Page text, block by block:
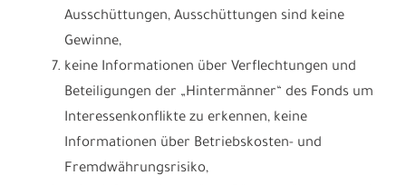
Ausschüttungen, Ausschüttungen sind keine
Gewinne,
keine Informationen über Verflechtungen und
Beteiligungen der „Hintermänner“ des Fonds um
Interessenkonflikte zu erkennen, keine
Informationen über Betriebskosten- und
Fremdwährungsrisiko,